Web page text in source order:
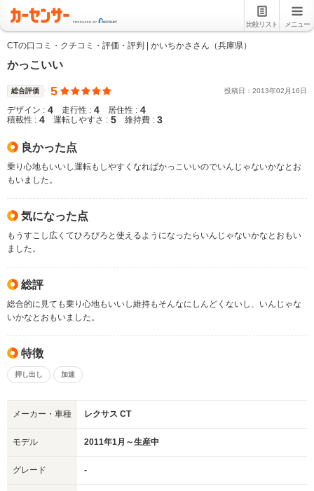
比較リスト メニュー
CTの口コミ・クチコミ・評価・評判 | かいちかささん（兵庫県）
かっこいい
総合評価 5 投稿日： 2013年02 月 16日
デザイン : 4 走行性 : 4 居住性 : 4
積載性 : 4 運転しやすさ : 5 維持費 : 3
良かった点
乗り心地もいいし運転もしやすくなればかっこいいのでいんじゃないかなとお
もいました。
気になった点
もうすこし広くてひろびろと使えるようになったらいんじゃないかなとおもい
ました。
総評
総合的に見ても乗り心地もいいし維持もそんなにしんどくないし、いんじゃな
いかなとおもいました。
特徴
押し出し 加速
メーカー・車種 レクサス CT
モデル 2011年1月～生産中
グレード -